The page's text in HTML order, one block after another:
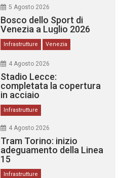
5 Agosto 2026
Bosco dello Sport di
Venezia a Luglio 2026
Infrastrutture Venezia
4 Agosto 2026
Stadio Lecce:
completata la copertura
in acciaio
Infrastrutture
4 Agosto 2026
Tram Torino: inizio
adeguamento della Linea
15
Infrastrutture